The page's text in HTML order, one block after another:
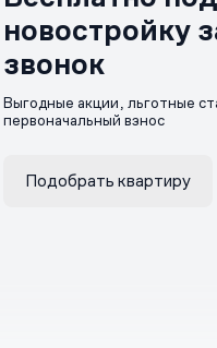
новостройку
звонок
Выгодные акции, льготные
первоначальный взнос
Подобрать квартиру